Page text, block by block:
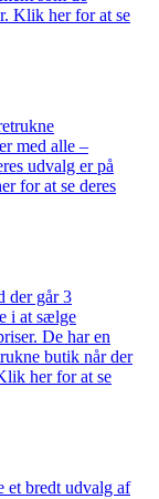
Klik her for at se
med alle –
udvalg er på
for at se deres
der går 3
i at sælge
De har en
butik når der
her for at se
et bredt udvalg af